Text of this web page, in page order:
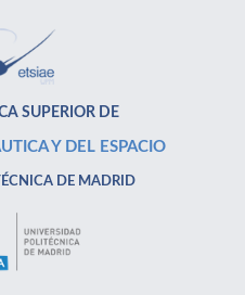
SUPERIOR DE
Y DEL ESPACIO
DE MADRID